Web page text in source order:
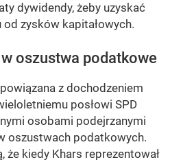
dywidendy, żeby uzyskać
zysków kapitałowych.
oszustwa podatkowe
z dochodzeniem
posłowi SPD
osobami podejrzanymi
oszustwach podatkowych.
że kiedy Khars reprezentował